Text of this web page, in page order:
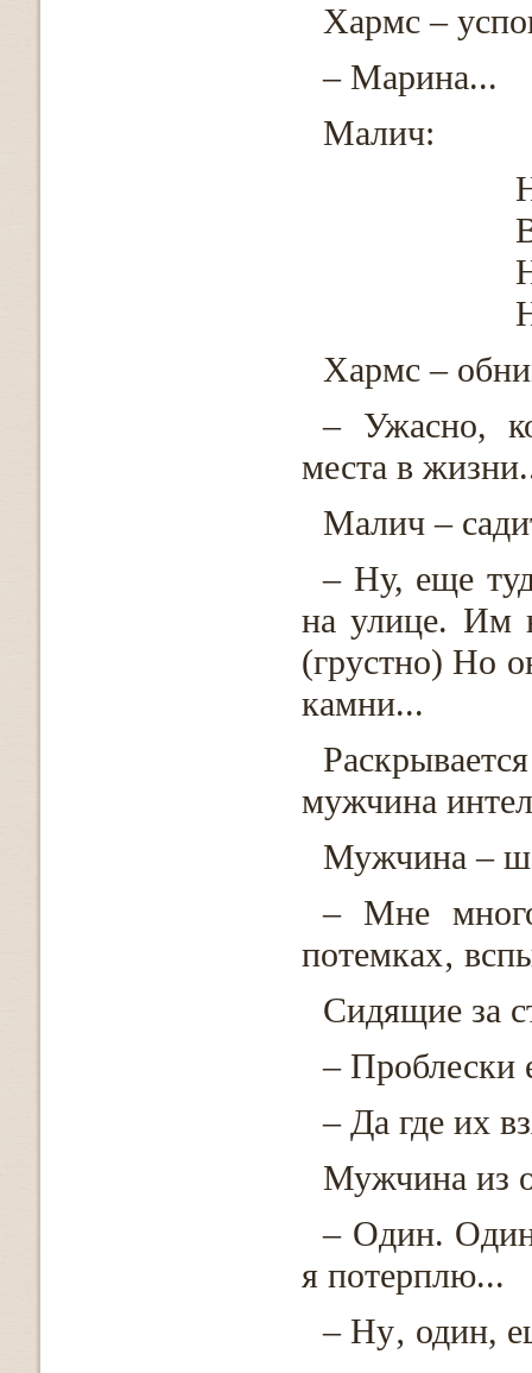
Хармс –
– Марина...
Малич:
Хармс –
– Ужасно,
места в
Малич –
– Ну, еще
на улице. Им
(грустно) Но
камни...
мужчина
Мужчина –
– Мне
потемках‚
Сидящие за
– Проблески
– Да где их
Мужчина из
– Один.
я потерплю...
– Ну‚ один,